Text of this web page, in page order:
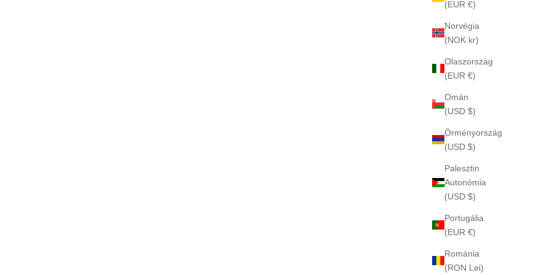
(EUR €)
Norvégia
(NOK kr)
Olaszország
(EUR €)
Omán
(USD $)
Örményország
(USD $)
Palesztin
Autonómia
(USD $)
Portugália
(EUR €)
Románia
(RON Lei)